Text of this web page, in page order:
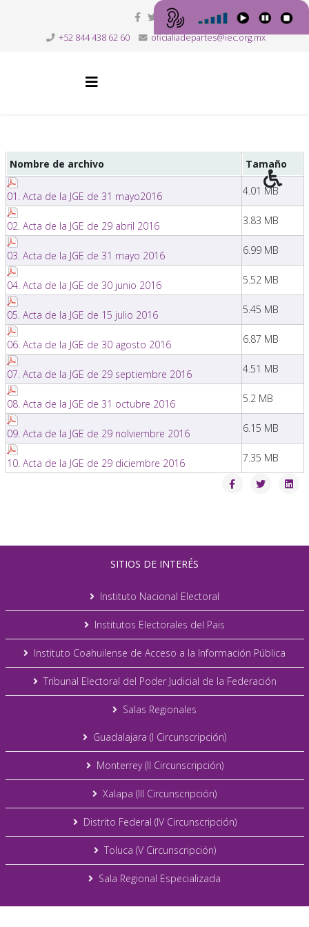
+52 844 438 62 60 oficialiadepartes@iec.org.mx
Nombre de archivo Tamaño
01. Acta de la JGE de 31 mayo2016 4.01 MB
02. Acta de la JGE de 29 abril 2016 3.83 MB
03. Acta de la JGE de 31 mayo 2016 6.99 MB
04. Acta de la JGE de 30 junio 2016 5.52 MB
05. Acta de la JGE de 15 julio 2016 5.45 MB
06. Acta de la JGE de 30 agosto 2016 6.87 MB
07. Acta de la JGE de 29 septiembre 2016 4.51 MB
08. Acta de la JGE de 31 octubre 2016 5.2 MB
09. Acta de la JGE de 29 nolviembre 2016 6.15 MB
10. Acta de la JGE de 29 diciembre 2016 7.35 MB
SITIOS DE INTERÉS
Instituto Nacional Electoral
Institutos Electorales del Pais
Instituto Coahuilense de Acceso a la Información Pública
Tribunal Electoral del Poder Judicial de la Federación
Salas Regionales
Guadalajara (I Circunscripción)
Monterrey (II Circunscripción)
Xalapa (III Circunscripción)
Distrito Federal (IV Circunscripción)
Toluca (V Circunscripción)
Sala Regional Especializada